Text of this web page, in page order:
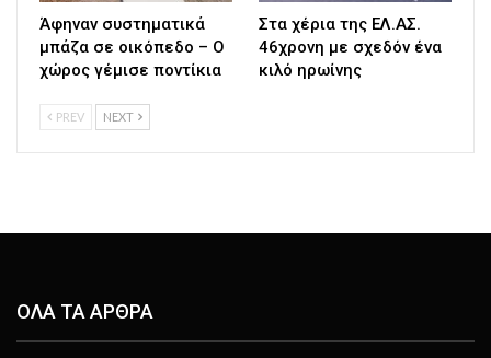
Άφηναν συστηματικά
μπάζα σε οικόπεδο – Ο
χώρος γέμισε ποντίκια
Στα χέρια της ΕΛ.ΑΣ.
46χρονη με σχεδόν ένα
κιλό ηρωίνης
PREV NEXT
ΟΛΑ ΤΑ ΑΡΘΡΑ